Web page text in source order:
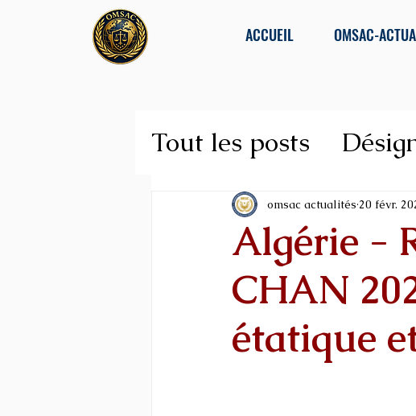
ACCUEIL OMSAC-
Tout les posts
Lutte contre la
Algérie -
CHAN
étatique
omsac actualités 20 févr.